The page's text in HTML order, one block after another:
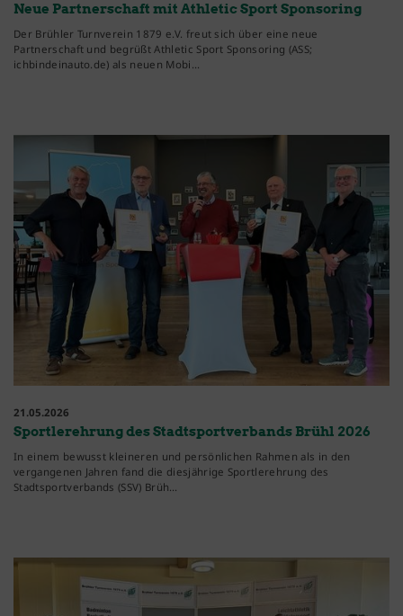
Neue Partnerschaft mit Athletic Sport Sponsoring
Der Brühler Turnverein 1879 e.V. freut sich über eine neue
Partnerschaft und begrüßt Athletic Sport Sponsoring (ASS;
ichbindeinauto.de) als neuen Mobi…
21.05.2026
Sportlerehrung des Stadtsportverbands Brühl 2026
In einem bewusst kleineren und persönlichen Rahmen als in den
vergangenen Jahren fand die diesjährige Sportlerehrung des
Stadtsportverbands (SSV) Brüh…